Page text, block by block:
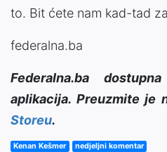
to. Bit ćete nam kad-tad
federalna.ba
Federalna.ba
aplikacija. Preuzmite je
Storeu.
Kenan Kešmer nedjeljni komentar